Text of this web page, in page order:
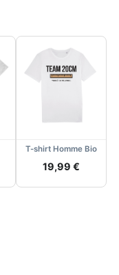
T-shirt Homme Bio
19,99 €